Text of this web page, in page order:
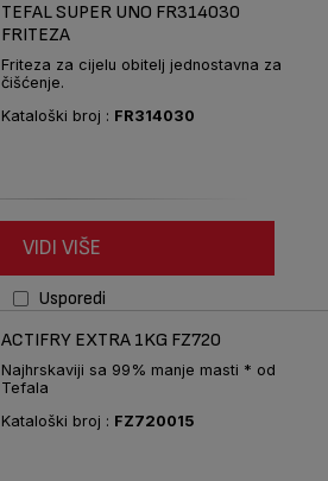
TEFAL SUPER UNO FR314030
FRITEZA
Friteza za cijelu obitelj jednostavna za
čišćenje.
Kataloški broj : FR314030
VIDI VIŠE
Usporedi
ACTIFRY EXTRA 1KG FZ720
Najhrskaviji sa 99% manje masti * od
Tefala
Kataloški broj : FZ720015